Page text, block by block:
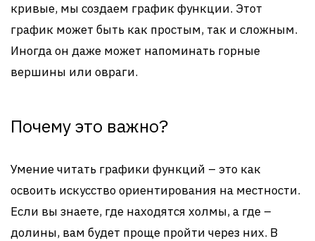
кривые, мы создаем график функции. Этот
график может быть как простым, так и сложным.
Иногда он даже может напоминать горные
вершины или овраги.
Почему это важно?
Умение читать графики функций – это как
освоить искусство ориентирования на местности.
Если вы знаете, где находятся холмы, а где –
долины, вам будет проще пройти через них. В